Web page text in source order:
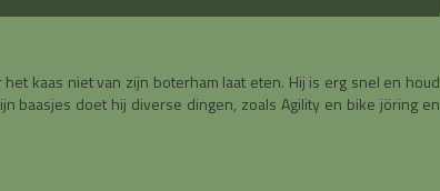
kaas niet van zijn boterham laat eten. Hij is erg snel en houd
baasjes doet hij diverse dingen, zoals Agility en bike jöring en